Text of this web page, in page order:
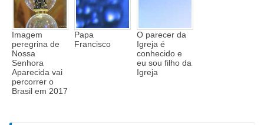
Imagem
peregrina de
Nossa
Senhora
Aparecida vai
percorrer o
Brasil em 2017
Papa
Francisco
O parecer da
Igreja é
conhecido e
eu sou filho da
Igreja